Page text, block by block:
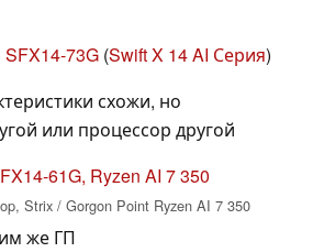
73G (Swift X 14 AI Серия)
схожи, но
или процессор другой
61G, Ryzen AI 7 350
Strix / Gorgon Point Ryzen AI 7 350
же ГП